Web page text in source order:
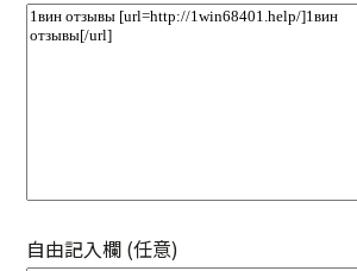
自由記入欄 (任意)